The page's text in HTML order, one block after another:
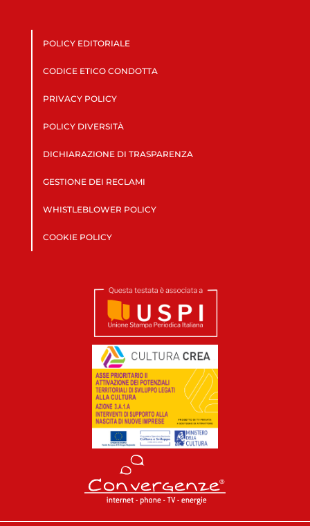
POLICY EDITORIALE
CODICE ETICO CONDOTTA
PRIVACY POLICY
POLICY DIVERSITÀ
DICHIARAZIONE DI TRASPARENZA
GESTIONE DEI RECLAMI
WHISTLEBLOWER POLICY
COOKIE POLICY